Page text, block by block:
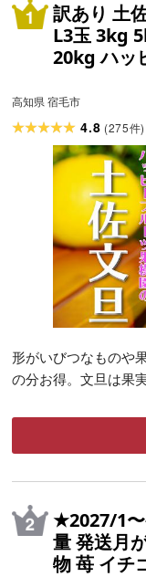
訳あり 土
L3玉 3kg
20kg ハッ
特産品 旬
元 産地直
気
高知県 宿毛市
4.8 (275件)
形がいびつなものや
の分お得。文旦は果
★2027/1
量 発送月
物 苺 イチ